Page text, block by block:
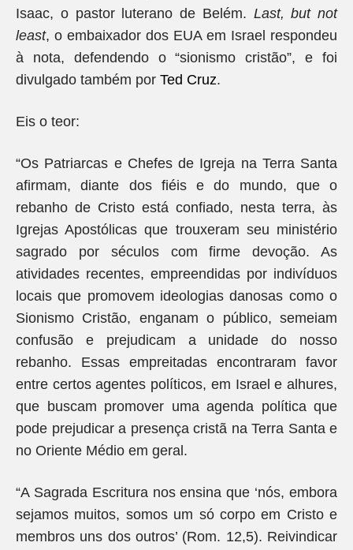
Isaac, o pastor luterano de Belém. Last, but not
least, o embaixador dos EUA em Israel respondeu
à nota, defendendo o “sionismo cristão”, e foi
divulgado também por Ted Cruz.
Eis o teor:
“Os Patriarcas e Chefes de Igreja na Terra Santa
afirmam, diante dos fiéis e do mundo, que o
rebanho de Cristo está confiado, nesta terra, às
Igrejas Apostólicas que trouxeram seu ministério
sagrado por séculos com firme devoção. As
atividades recentes, empreendidas por indivíduos
locais que promovem ideologias danosas como o
Sionismo Cristão, enganam o público, semeiam
confusão e prejudicam a unidade do nosso
rebanho. Essas empreitadas encontraram favor
entre certos agentes políticos, em Israel e alhures,
que buscam promover uma agenda política que
pode prejudicar a presença cristã na Terra Santa e
no Oriente Médio em geral.
“A Sagrada Escritura nos ensina que ‘nós, embora
sejamos muitos, somos um só corpo em Cristo e
membros uns dos outros’ (Rom. 12,5). Reivindicar